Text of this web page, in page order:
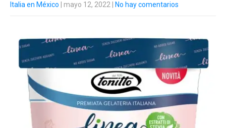
Italia en México | mayo 12, 2022 No hay comentarios